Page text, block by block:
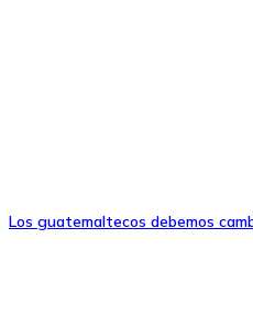
Los guatemaltecos debemos